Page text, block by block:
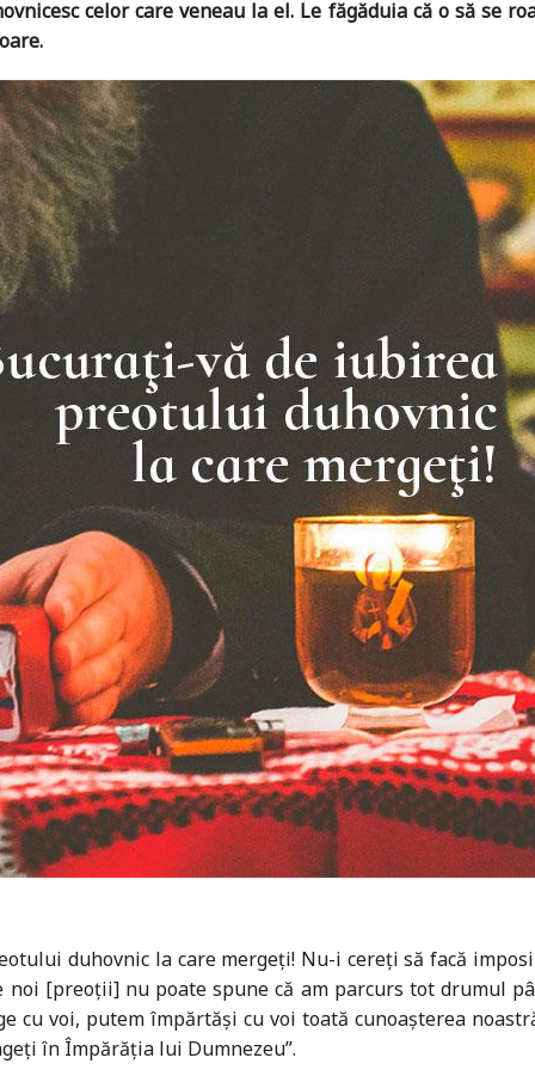
celor care veneau la el. Le făgăduia că o să se
duhovnic la care mergeţi! Nu-i cereţi să facă
[preoţii] nu poate spune că am parcurs tot drumul
cu voi, putem împărtăşi cu voi toată cunoaşterea
în Împărăţia lui Dumnezeu”.